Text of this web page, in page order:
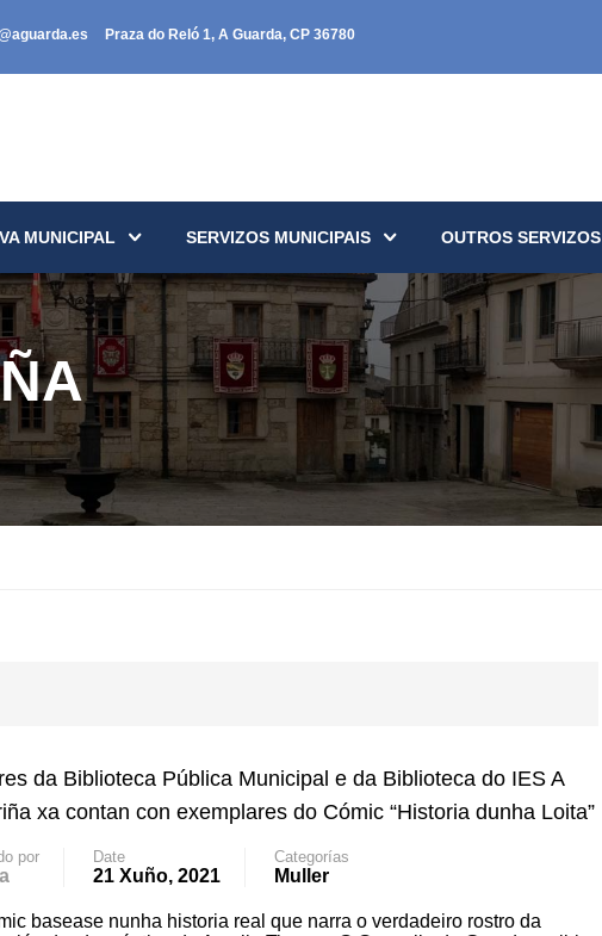
Praza do Reló 1, A Guarda, CP 36780
MUNICIPAL SERVIZOS MUNICIPAIS OUTROS SERVIZOS
da Biblioteca Pública Municipal e da Biblioteca do IES A
xa contan con exemplares do Cómic “Historia dunha Loita”
por Date
21 Xuño, 2021
Categorías
Muller
basease nunha historia real que narra o verdadeiro rostro da